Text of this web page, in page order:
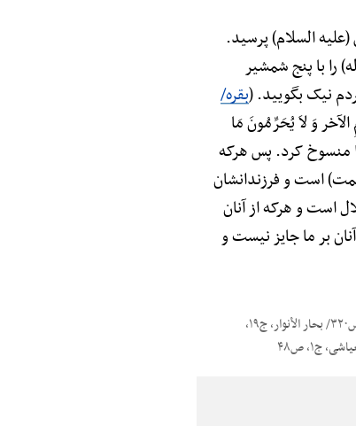
السلام) پرسید.
را با پنج شمشیر
نیک بگویید. (بقره/
وَ لاَ یُحَرِّمُونَ مَا
منسوخ کرد. پس هرکه
است و فرزندانشان
است و هرکه از آنان
بر ما جایز نیست و
الکافی، ج۵، ص۱۰/ وسایل الشیعهًْ، ج۱۵، ص۲۵/ تهذیب الأحکام، ج۶، ص۱۳۶/ نور الثقلین/ البرهان/ تحف العقول، ص۲۸۸/ القمی، ج۲، ص۳۲۰/ بحار الأنوار، ج۱۹،